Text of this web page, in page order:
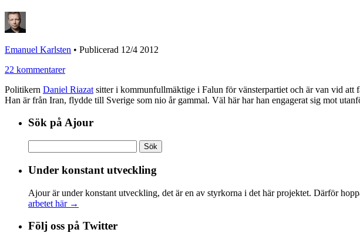
Emanuel Karlsten • Publicerad 12/4 2012
22 kommentarer
Politikern Daniel Riazat sitter i kommunfullmäktige i Falun för vänsterpartiet och är van vid att
Han är från Iran, flydde till Sverige som nio år gammal. Väl här har han engagerat sig mot
Sök på Ajour
efter:
Under konstant utveckling
Ajour är under konstant utveckling, det är en av styrkorna i det här projektet. Därför
arbetet här →
Följ oss på Twitter